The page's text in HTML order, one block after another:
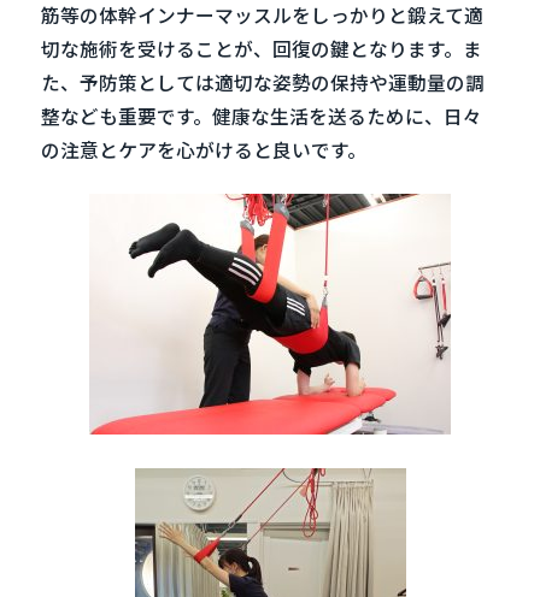
筋等の体幹インナーマッスルをしっかりと鍛えて適
切な施術を受けることが、回復の鍵となります。ま
た、予防策としては適切な姿勢の保持や運動量の調
整なども重要です。健康な生活を送るために、日々
の注意とケアを心がけると良いです。